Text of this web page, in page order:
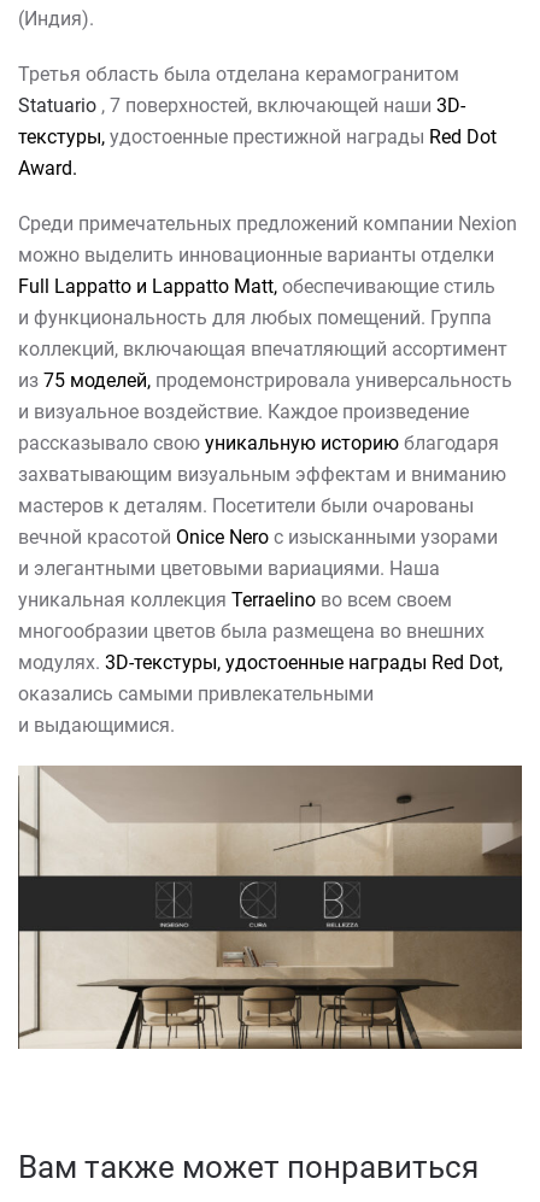
(Индия).
Третья область была отделана керамогранитом
Statuario , 7 поверхностей, включающей наши 3D-
текстуры, удостоенные престижной награды Red Dot
Award.
Среди примечательных предложений компании Nexion
можно выделить инновационные варианты отделки
Full Lappatto и Lappatto Matt, обеспечивающие стиль
и функциональность для любых помещений. Группа
коллекций, включающая впечатляющий ассортимент
из 75 моделей, продемонстрировала универсальность
и визуальное воздействие. Каждое произведение
рассказывало свою уникальную историю благодаря
захватывающим визуальным эффектам и вниманию
мастеров к деталям. Посетители были очарованы
вечной красотой Onice Nero с изысканными узорами
и элегантными цветовыми вариациями. Наша
уникальная коллекция Terraelino во всем своем
многообразии цветов была размещена во внешних
модулях. 3D-текстуры, удостоенные награды Red Dot,
оказались самыми привлекательными
и выдающимися.
Вам также может понравиться